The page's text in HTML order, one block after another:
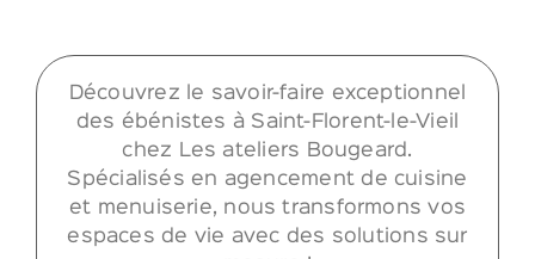
Découvrez le savoir-faire exceptionnel
des ébénistes à Saint-Florent-le-Vieil
chez Les ateliers Bougeard.
Spécialisés en agencement de cuisine
et menuiserie, nous transformons vos
espaces de vie avec des solutions sur